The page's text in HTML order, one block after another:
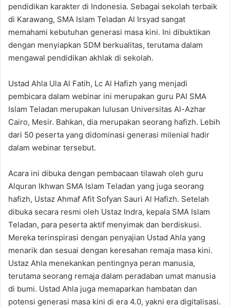
pendidikan karakter di Indonesia. Sebagai sekolah terbaik
di Karawang, SMA Islam Teladan Al Irsyad sangat
memahami kebutuhan generasi masa kini. Ini dibuktikan
dengan menyiapkan SDM berkualitas, terutama dalam
mengawal pendidikan akhlak di sekolah.
Ustad Ahla Ula Al Fatih, Lc Al Hafizh yang menjadi
pembicara dalam webinar ini merupakan guru PAI SMA
Islam Teladan merupakan lulusan Universitas Al-Azhar
Cairo, Mesir. Bahkan, dia merupakan seorang hafizh. Lebih
dari 50 peserta yang didominasi generasi milenial hadir
dalam webinar tersebut.
Acara ini dibuka dengan pembacaan tilawah oleh guru
Alquran Ikhwan SMA Islam Teladan yang juga seorang
hafizh, Ustaz Ahmaf Afit Sofyan Sauri Al Hafizh. Setelah
dibuka secara resmi oleh Ustaz Indra, kepala SMA Islam
Teladan, para peserta aktif menyimak dan berdiskusi.
Mereka terinspirasi dengan penyajian Ustad Ahla yang
menarik dan sesuai dengan keresahan remaja masa kini.
Ustaz Ahla menekankan pentingnya peran manusia,
terutama seorang remaja dalam peradaban umat manusia
di bumi. Ustad Ahla juga memaparkan hambatan dan
potensi generasi masa kini di era 4.0, yakni era digitalisasi.